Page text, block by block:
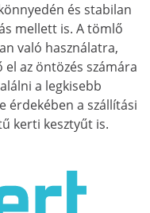
és stabilan
mellett is. A tömlő
való használatra,
az öntözés számára
a legkisebb
érdekében a szállítási
kerti kesztyűt is.